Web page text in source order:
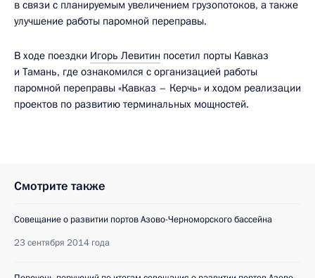
в связи с планируемым увеличением грузопотоков, а также
улучшение работы паромной переправы.
В ходе поездки Игорь Левитин посетил порты Кавказ
и Тамань, где ознакомился с организацией работы
паромной переправы «Кавказ – Керчь» и ходом реализации
проектов по развитию терминальных мощностей.
Смотрите также
Совещание о развитии портов Азово-Черноморского бассейна
23 сентября 2014 года